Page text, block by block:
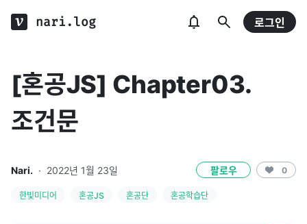
nari.log 로그인
[혼공JS] Chapter03.
조건문
Nari. · 2022년 1월 23일 팔로우 0
한빛미디어 혼공JS 혼공단 혼공학습단